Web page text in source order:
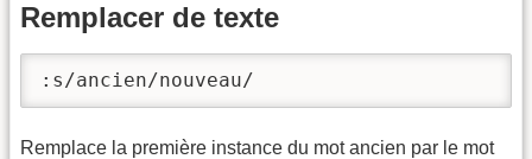
Remplacer de texte
:s/ancien/nouveau/
Remplace la première instance du mot ancien par le mot